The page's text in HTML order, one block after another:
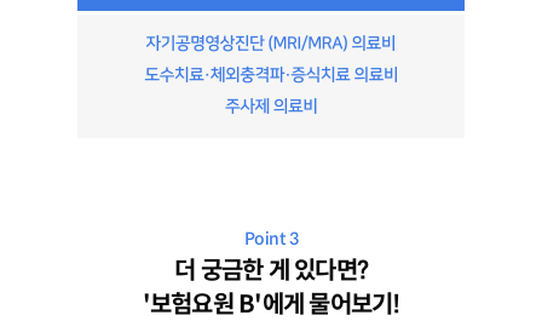
Point 3
더 궁금한 게 있다면?
'보험요원 B'에게 물어보기!